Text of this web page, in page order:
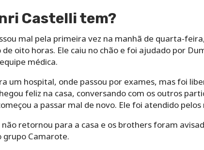
Castelli tem?
mal pela primeira vez na manhã de quarta-
oito horas. Ele caiu no chão e foi ajudado por
médica.
um hospital, onde passou por exames, mas foi
feliz na casa, conversando com os outros
a passar mal de novo. Ele foi atendido
não retornou para a casa e os brothers foram
Camarote.